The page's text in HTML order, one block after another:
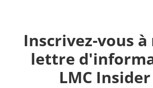
Inscrivez-vous
lettre
LMC